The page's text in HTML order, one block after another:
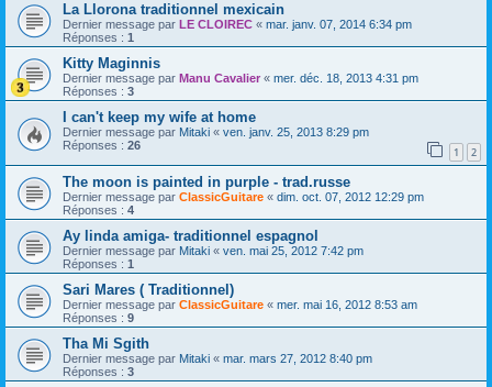
La Llorona traditionnel mexicain
Dernier message par LE CLOIREC « mar. janv. 07, 2014 6:34 pm
Réponses : 1
Kitty Maginnis
Dernier message par Manu Cavalier « mer. déc. 18, 2013 4:31 pm
Réponses : 3
I can't keep my wife at home
Dernier message par Mitaki « ven. janv. 25, 2013 8:29 pm
Réponses : 26 1 2
The moon is painted in purple - trad.russe
Dernier message par ClassicGuitare « dim. oct. 07, 2012 12:29 pm
Réponses : 4
Ay linda amiga- traditionnel espagnol
Dernier message par Mitaki « ven. mai 25, 2012 7:42 pm
Réponses : 1
Sari Mares ( Traditionnel)
Dernier message par ClassicGuitare « mer. mai 16, 2012 8:53 am
Réponses : 9
Tha Mi Sgith
Dernier message par Mitaki « mar. mars 27, 2012 8:40 pm
Réponses : 3